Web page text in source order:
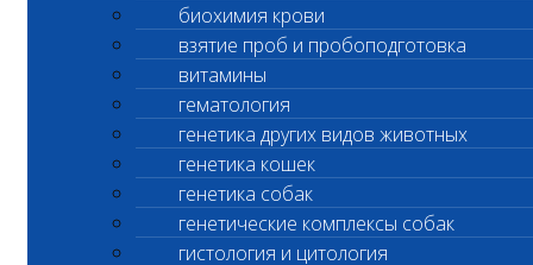
биохимия крови
взятие проб и пробоподготовка
витамины
гематология
генетика других видов животных
генетика кошек
генетика собак
генетические комплексы собак
гистология и цитология
в интервале с 10:00 до 15:00 часов
в лабораторном офисе Первомайская
по адресу ул. 10-я Парковая дом 3
не выполняются
срочные биохимические исследования